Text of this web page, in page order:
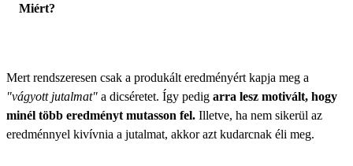
Miért?
Mert rendszeresen csak a produkált eredményért kapja meg a
"vágyott jutalmat" a dicséretet. Így pedig arra lesz motivált, hogy
minél több eredményt mutasson fel. Illetve, ha nem sikerül az
eredménnyel kivívnia a jutalmat, akkor azt kudarcnak éli meg.